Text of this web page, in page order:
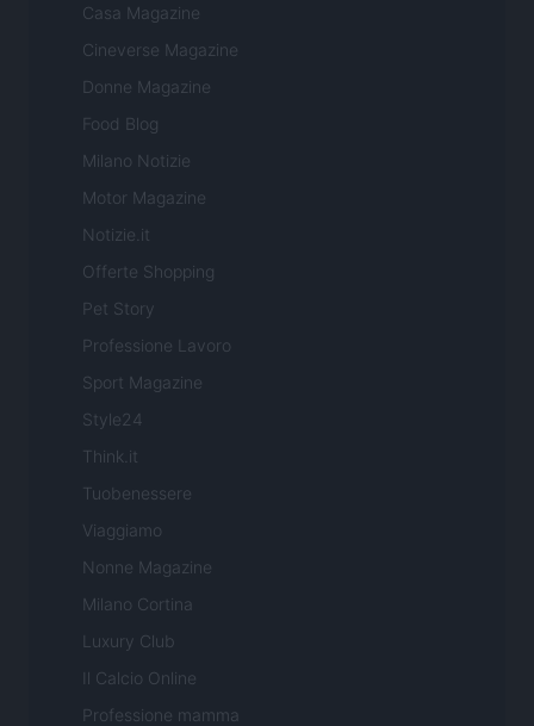
Casa Magazine
Cineverse Magazine
Donne Magazine
Food Blog
Milano Notizie
Motor Magazine
Notizie.it
Offerte Shopping
Pet Story
Professione Lavoro
Sport Magazine
Style24
Think.it
Tuobenessere
Viaggiamo
Nonne Magazine
Milano Cortina
Luxury Club
Il Calcio Online
Professione mamma